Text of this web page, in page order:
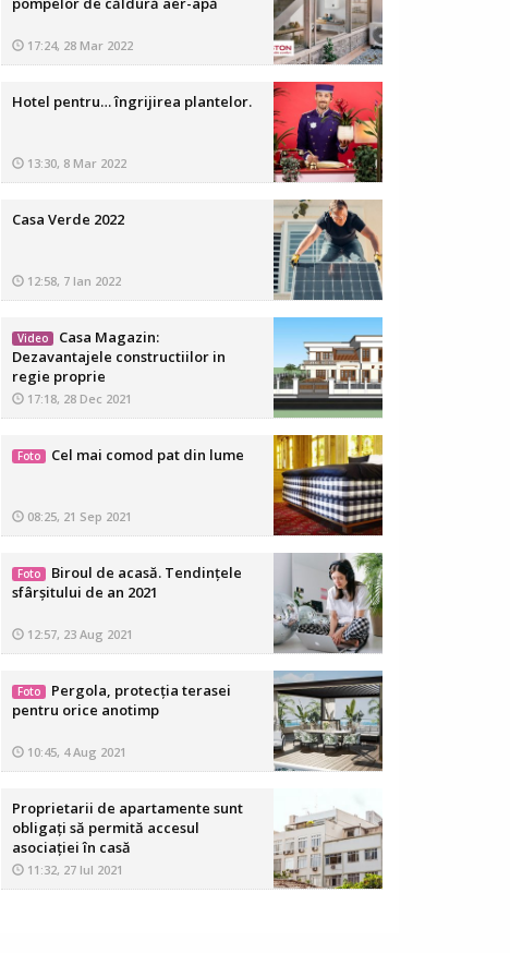
17:24, 28 Mar 2022
Hotel pentru… îngrijirea plantelor.
13:30, 8 Mar 2022
Casa Verde 2022
12:58, 7 Ian 2022
Video
Casa Magazin:
Dezavantajele constructiilor in
regie proprie
17:18, 28 Dec 2021
Foto Cel mai comod pat din lume
08:25, 21 Sep 2021
Foto
Biroul de acasă. Tendințele
sfârșitului de an 2021
12:57, 23 Aug 2021
Foto
Pergola, protecția terasei
pentru orice anotimp
10:45, 4 Aug 2021
Proprietarii de apartamente sunt
obligaţi să permită accesul
asociaţiei în casă
11:32, 27 Iul 2021